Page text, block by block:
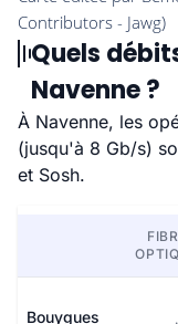
Quels
Navenne ?
À Navenne, les
(jusqu'à 8 Gb/s)
et Sosh.
Bouygues